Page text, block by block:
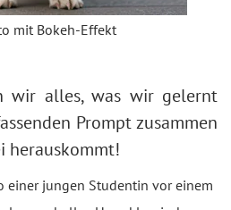
mit Bokeh-Effekt
wir alles, was wir gelernt
Prompt zusammen
herauskommt!
einer jungen Studentin vor einem